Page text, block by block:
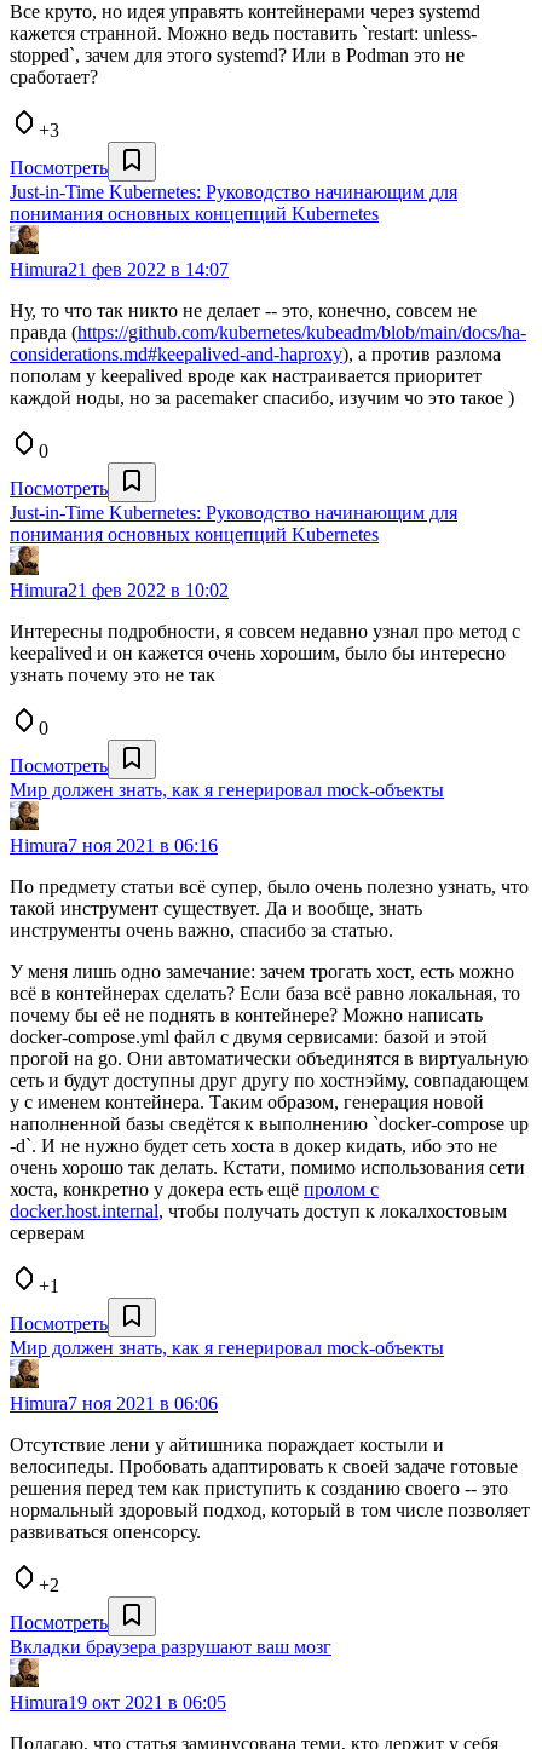
Все круто, но идея управять контейнерами через systemd
кажется странной. Можно ведь поставить `restart: unless-
stopped`, зачем для этого systemd? Или в Podman это не
сработает?
+3
Посмотреть
Just-in-Time Kubernetes: Руководство начинающим для
понимания основных концепций Kubernetes
Himura21 фев 2022 в 14:07
Ну, то что так никто не делает -- это, конечно, совсем не
правда (https://github.com/kubernetes/kubeadm/blob/main/docs/ha-
considerations.md#keepalived-and-haproxy), а против разлома
пополам у keepalived вроде как настраивается приоритет
каждой ноды, но за pacemaker спасибо, изучим чо это такое )
0
Посмотреть
Just-in-Time Kubernetes: Руководство начинающим для
понимания основных концепций Kubernetes
Himura21 фев 2022 в 10:02
Интересны подробности, я совсем недавно узнал про метод с
keepalived и он кажется очень хорошим, было бы интересно
узнать почему это не так
0
Посмотреть
Мир должен знать, как я генерировал mock-объекты
Himura7 ноя 2021 в 06:16
По предмету статьи всё супер, было очень полезно узнать, что
такой инструмент существует. Да и вообще, знать
инструменты очень важно, спасибо за статью.
У меня лишь одно замечание: зачем трогать хост, есть можно
всё в контейнерах сделать? Если база всё равно локальная, то
почему бы её не поднять в контейнере? Можно написать
docker-compose.yml файл с двумя сервисами: базой и этой
прогой на go. Они автоматически объединятся в виртуальную
сеть и будут доступны друг другу по хостнэйму, совпадающем
у с именем контейнера. Таким образом, генерация новой
наполненной базы сведётся к выполнению `docker-compose up
-d`. И не нужно будет сеть хоста в докер кидать, ибо это не
очень хорошо так делать. Кстати, помимо использования сети
хоста, конкретно у докера есть ещё пролом с
docker.host.internal, чтобы получать доступ к локалхостовым
серверам
+1
Посмотреть
Мир должен знать, как я генерировал mock-объекты
Himura7 ноя 2021 в 06:06
Отсутствие лени у айтишника пораждает костыли и
велосипеды. Пробовать адаптировать к своей задаче готовые
решения перед тем как приступить к созданию своего -- это
нормальный здоровый подход, который в том числе позволяет
развиваться опенсорсу.
+2
Посмотреть
Вкладки браузера разрушают ваш мозг
Himura19 окт 2021 в 06:05
Полагаю, что статья заминусована теми, кто держит у себя